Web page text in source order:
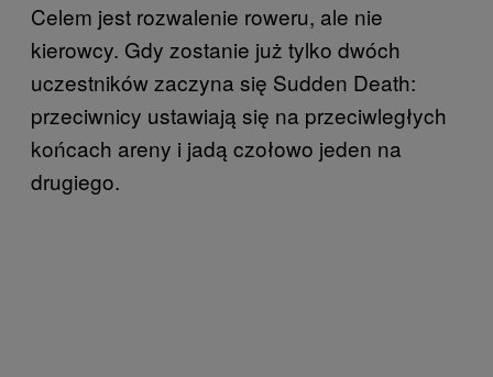
Celem jest rozwalenie roweru, ale nie
kierowcy. Gdy zostanie już tylko dwóch
uczestników zaczyna się Sudden Death:
przeciwnicy ustawiają się na przeciwległych
końcach areny i jadą czołowo jeden na
drugiego.